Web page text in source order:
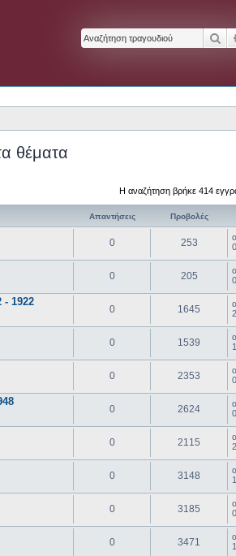
θέματα
Η αναζήτηση βρήκε 414
Απαντήσεις Προβολές
0 253
0 205
- 1922
0 1645
0 1539
0 2353
0 2624
0 2115
0 3148
0 3185
0 3471